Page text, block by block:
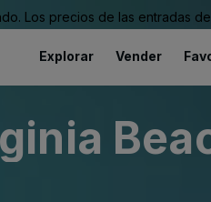
Los precios de las entradas
Explorar Vender